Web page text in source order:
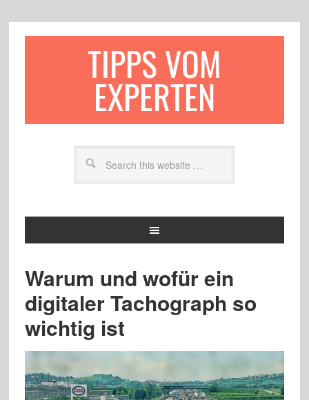
TIPPS VOM
EXPERTEN
Warum und wofür ein
digitaler Tachograph so
wichtig ist